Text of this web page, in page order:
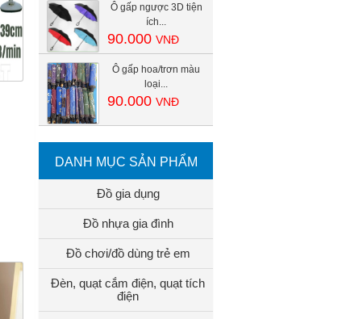
Ô gấp ngược 3D tiện
ích...
90.000VNĐ
Ô gấp hoa/trơn màu
loại...
90.000VNĐ
DANH MỤC SẢN PHẨM
Đồ gia dụng
Đồ nhựa gia đình
Đồ chơi/đồ dùng trẻ em
Đèn, quạt cắm điện, quạt tích
điện